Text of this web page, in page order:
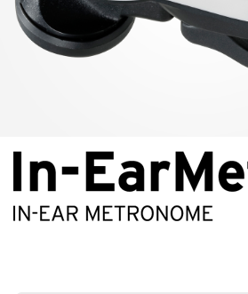
Asistență
Ştiri
Locaţie